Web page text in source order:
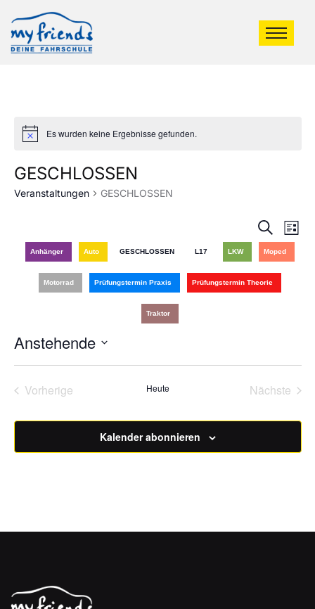
Es wurden keine Ergebnisse gefunden.
GESCHLOSSEN
Veranstaltungen GESCHLOSSEN
und
SucheListe
Anhänger Auto GESCHLOSSEN L17 LKW Moped
Motorrad Prüfungstermin Praxis Prüfungstermin Theorie
Traktor
Anstehende
Datum
Vorherige
Heute
Nächste
Kalender abonnieren